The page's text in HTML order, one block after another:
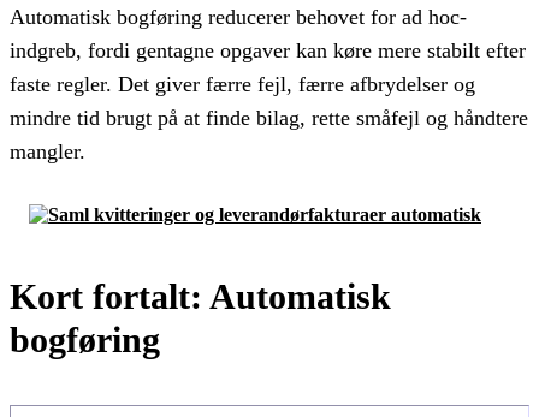
Automatisk bogføring reducerer behovet for ad hoc-
indgreb, fordi gentagne opgaver kan køre mere stabilt efter
faste regler. Det giver færre fejl, færre afbrydelser og
mindre tid brugt på at finde bilag, rette småfejl og håndtere
mangler.
Kort fortalt: Automatisk
bogføring